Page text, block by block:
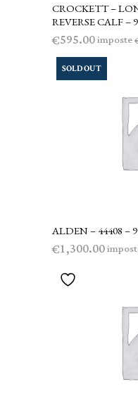
CROCKETT –
REVERSE CALF – 9
€595.00imposte
SOLD OUT
ALDEN – 44408 – 9
€1,300.00